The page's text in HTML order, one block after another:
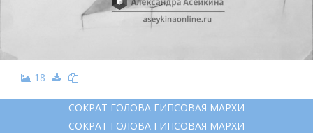
18
СОКРАТ ГОЛОВА ГИПСОВАЯ МАРХИ
СОКРАТ ГОЛОВА ГИПСОВАЯ МАРХИ